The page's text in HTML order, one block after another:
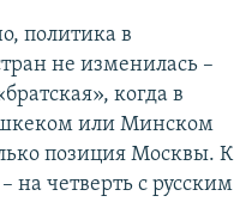
политика в
не изменилась –
когда в
или Минском
позиция Москвы. К
на четверть с русским